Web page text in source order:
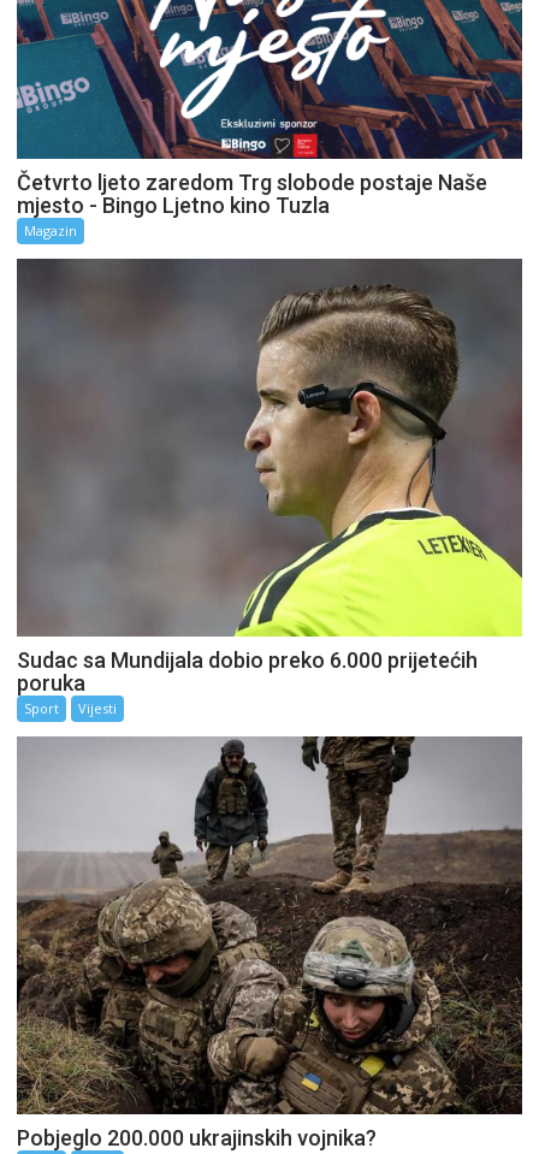
Četvrto ljeto zaredom Trg slobode postaje Naše
mjesto - Bingo Ljetno kino Tuzla
Magazin
Sudac sa Mundijala dobio preko 6.000 prijetećih
poruka
Sport Vijesti
Pobjeglo 200.000 ukrajinskih vojnika?